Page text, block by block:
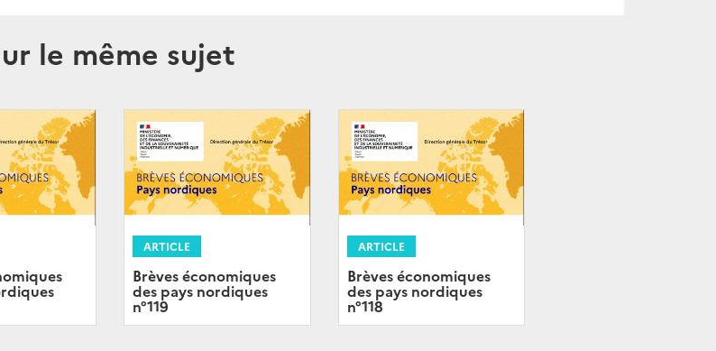
le même sujet
ARTICLE
Brèves économiques
des pays nordiques
n°119
ARTICLE
Brèves économiques
des pays nordiques
n°118